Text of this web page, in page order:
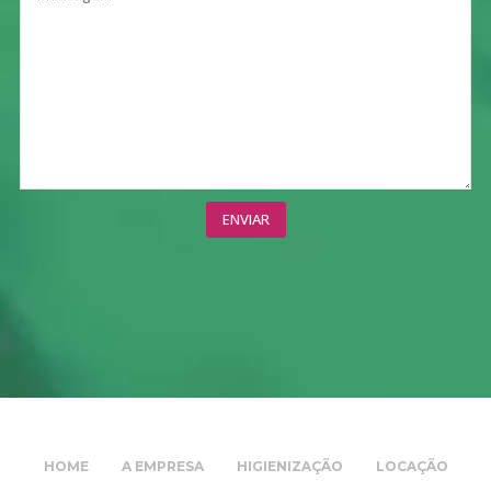
HOME A EMPRESA HIGIENIZAÇÃO
LOCAÇÃO